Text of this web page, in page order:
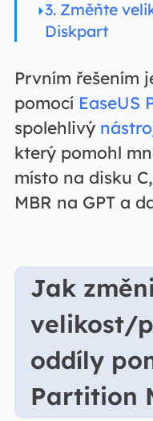
3. Změňte
Diskpart
Prvním řešením
pomocí EaseUS
spolehlivý
který pomohl
místo na disku
MBR na GPT a
Jak
velikost/
oddíly
Partition